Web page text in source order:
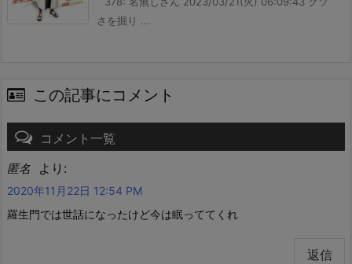
さを掘り ...
この記事にコメント
コメント一覧
匿名 より:
2020年11月22日 12:54 PM
羅生門では世話になったけど今は眠っててくれ
返信